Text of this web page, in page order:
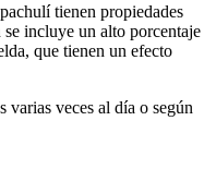
tienen propiedades
incluye un alto porcentaje
que tienen un efecto
varias veces al día o según